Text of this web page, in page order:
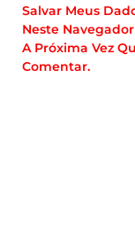
Salvar Meus
Neste
A Próxima Vez
Comentar.